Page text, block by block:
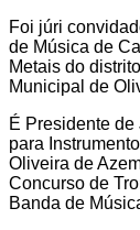
Foi júri
de Música de
Metais do
Municipal de
É Presidente de
para
Oliveira de
Concurso de
Banda de